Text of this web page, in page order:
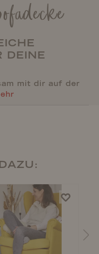
DEINE
mit dir auf der